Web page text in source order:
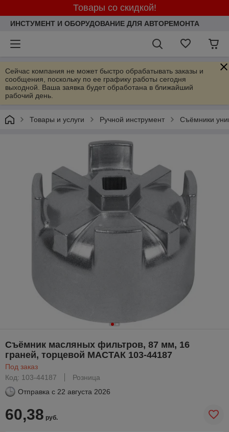
Товары со скидкой!
ИНСТУМЕНТ И ОБОРУДОВАНИЕ ДЛЯ АВТОРЕМОНТА
Сейчас компания не может быстро обрабатывать заказы и
сообщения, поскольку по ее графику работы сегодня
выходной. Ваша заявка будет обработана в ближайший
рабочий день.
Товары и услуги Ручной инструмент Съёмники
Съёмник масляных фильтров, 87 мм, 16
граней, торцевой МАСТАК 103-44187
Под заказ
Код: 103-44187
Розница
Отправка с 22 августа 2026
60,38 руб.